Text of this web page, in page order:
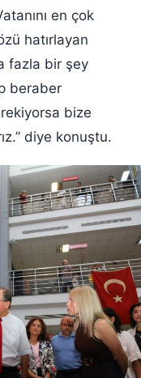
en çok
hatırlayan
fazla bir şey
beraber
bize
diye konuştu.